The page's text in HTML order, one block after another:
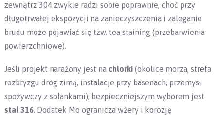
zewnątrz 304 zwykle radzi sobie poprawnie, choć przy
długotrwałej ekspozycji na zanieczyszczenia i zaleganie
brudu może pojawiać się tzw. tea staining (przebarwienia
powierzchniowe).
Jeśli projekt narażony jest na chlorki(okolice morza, strefa
rozbryzgu dróg zimą, instalacje przy basenach, przemysł
spożywczy z solankami), bezpieczniejszym wyborem jest
stal 316. Dodatek Mo ogranicza wżery i korozję